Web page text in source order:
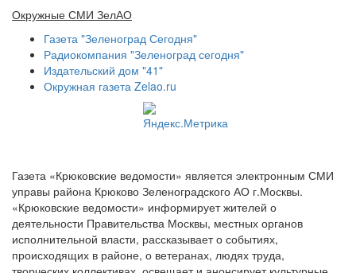
Окружные СМИ ЗелАО
Газета "Зеленоград Сегодня"
Радиокомпания "Зеленоград сегодня"
Издательский дом "41"
Окружная газета Zelao.ru
Газета «Крюковские ведомости» является электронным СМИ
управы района Крюково Зеленоградского АО г.Москвы.
«Крюковские ведомости» информирует жителей о
деятельности Правительства Москвы, местных органов
исполнительной власти, рассказывает о событиях,
происходящих в районе, о ветеранах, людях труда,